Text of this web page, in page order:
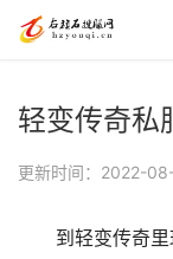
轻变传奇私
更新时间：2022-
到轻变传奇里